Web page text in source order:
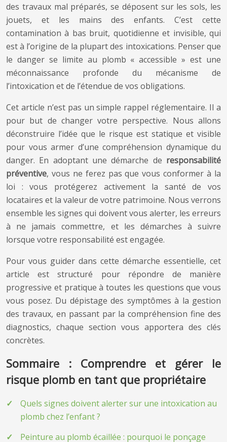
des travaux mal préparés, se déposent sur les sols, les
jouets, et les mains des enfants. C’est cette
contamination à bas bruit, quotidienne et invisible, qui
est à l’origine de la plupart des intoxications. Penser que
le danger se limite au plomb « accessible » est une
méconnaissance profonde du mécanisme de
l’intoxication et de l’étendue de vos obligations.
Cet article n’est pas un simple rappel réglementaire. Il a
pour but de changer votre perspective. Nous allons
déconstruire l’idée que le risque est statique et visible
pour vous armer d’une compréhension dynamique du
danger. En adoptant une démarche de responsabilité
préventive, vous ne ferez pas que vous conformer à la
loi : vous protégerez activement la santé de vos
locataires et la valeur de votre patrimoine. Nous verrons
ensemble les signes qui doivent vous alerter, les erreurs
à ne jamais commettre, et les démarches à suivre
lorsque votre responsabilité est engagée.
Pour vous guider dans cette démarche essentielle, cet
article est structuré pour répondre de manière
progressive et pratique à toutes les questions que vous
vous posez. Du dépistage des symptômes à la gestion
des travaux, en passant par la compréhension fine des
diagnostics, chaque section vous apportera des clés
concrètes.
Sommaire : Comprendre et gérer le
risque plomb en tant que propriétaire
Quels signes doivent alerter sur une intoxication au
plomb chez l’enfant ?
Peinture au plomb écaillée : pourquoi le ponçage